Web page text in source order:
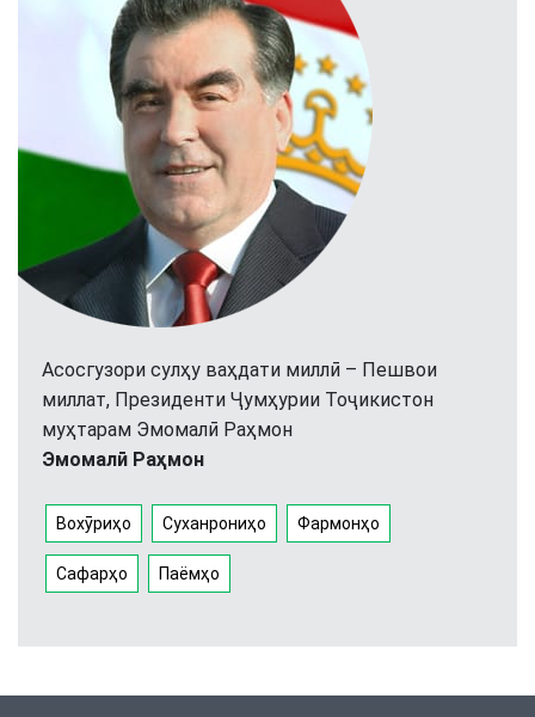
Асосгузори сулҳу ваҳдати миллӣ – Пешвои
миллат, Президенти Ҷумҳурии Тоҷикистон
муҳтарам Эмомалӣ Раҳмон
Эмомалӣ Раҳмон
Вохӯриҳо Суханрониҳо Фармонҳо
Сафарҳо Паёмҳо